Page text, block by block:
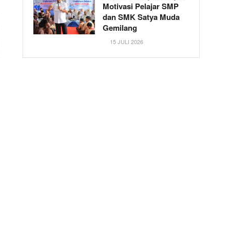
Motivasi Pelajar SMP
dan SMK Satya Muda
Gemilang
15 JULI 2026